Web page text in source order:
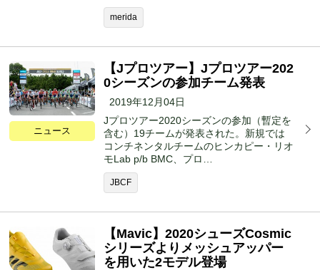
merida
ニュース
【Jプロツアー】Jプロツアー202
0シーズンの参加チーム発表
2019年12月04日
Jプロツアー2020シーズンの参加（暫定を
含む）19チームが発表された。新規では
コンチネンタルチームのヒンカピー・リオ
モLab p/b BMC、プロ…
JBCF
【Mavic】2020シューズCosmic
シリーズよりメッシュアッパー
を用いた2モデル登場